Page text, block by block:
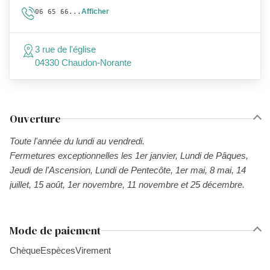
Ouverture
Toute l'année du lundi au vendredi.
Fermetures exceptionnelles les 1er janvier, Lundi de Pâques,
Jeudi de l'Ascension, Lundi de Pentecôte, 1er mai, 8 mai, 14
juillet, 15 août, 1er novembre, 11 novembre et 25 décembre.
Mode de paiement
ChèqueEspècesVirement
06 65 66... Afficher
3 rue de l'église
04330 Chaudon-Norante